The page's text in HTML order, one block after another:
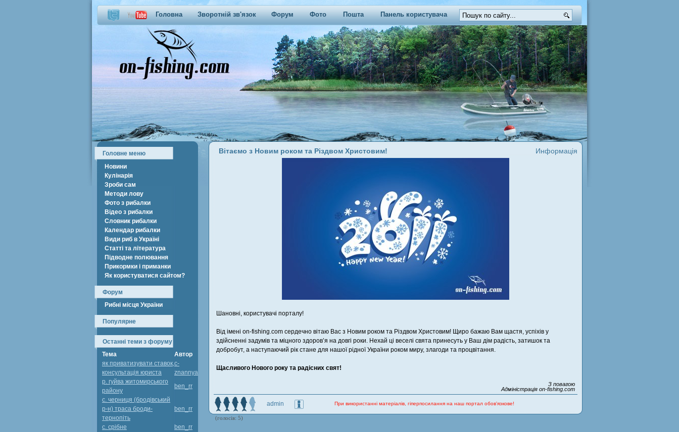
Головна Зворотній зв'язок Форум Фото Пошта Панель користувача
Информація
Вітаємо з Новим роком та Різдвом Христовим!
Шановні, користувачі порталу!
Від імені on-fishing.com сердечно вітаю Вас з Новим роком та Різдвом Христовим! Щиро бажаю Вам щастя, успіхів у
здійсненні задумів та міцного здоров’я на довгі роки. Нехай ці веселі свята принесуть у Ваш дім радість, затишок та
добробут, а наступаючий рік стане для нашої рідної України роком миру, злагоди та процвітання.
Щасливого Нового року та радісних свят!
З повагою
Адміністрація on-fishing.com
(голосів: 5)
admin При використанні матеріалів, гіперпосилання на наш портал обов'язкове!
Головне меню
Новини
Кулінарія
Зроби сам
Методи лову
Фото з рибалки
Відео з рибалки
Словник рибалки
Календар рибалки
Види риб в Україні
Статті та література
Підводне полювання
Прикормки і приманки
Як користуватися сайтом?
Форум
Рибні місця України
Популярне
Останні теми з форуму
Тема
Автор
як приватизувати ставок,
консультація юриста
c-
znannya
р. гуйва житомирського
району
ben_rr
с. черниця (бродівський
р-н) траса броди-
тернопіть
ben_rr
с. срібне
ben_rr